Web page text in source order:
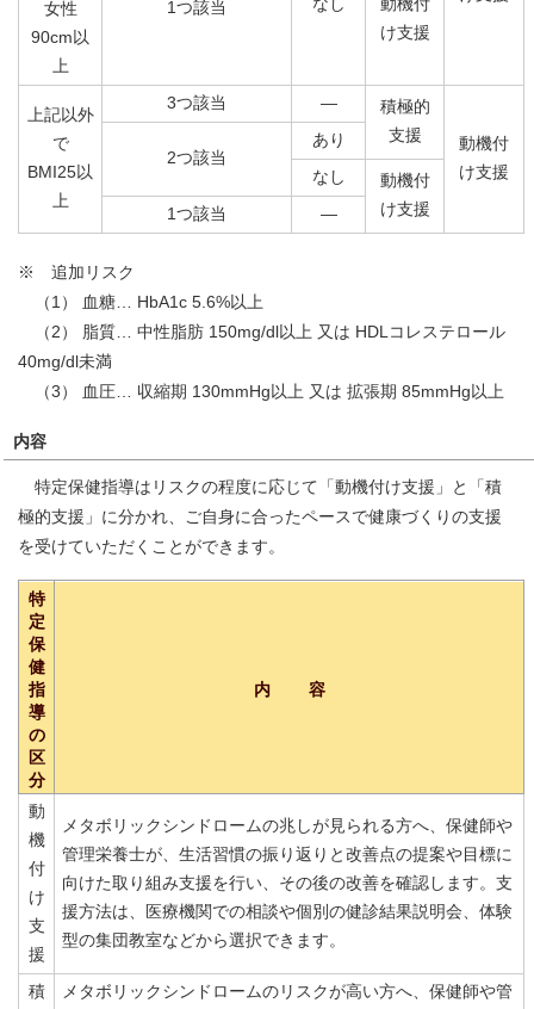
女性
90cm以
上
1つ該当 なし
動機付
け支援
上記以外
で
BMI25以
上
3つ該当 ―
積極的
支援
動機付
け支援
2つ該当
あり
なし
動機付
け支援
1つ該当 ―
※ 追加リスク
（1） 血糖… HbA1c 5.6%以上
（2） 脂質… 中性脂肪 150mg/dl以上 又は HDLコレステロール
40mg/dl未満
（3） 血圧… 収縮期 130mmHg以上 又は 拡張期 85mmHg以上
内容
特定保健指導はリスクの程度に応じて「動機付け支援」と「積
極的支援」に分かれ、ご自身に合ったペースで健康づくりの支援
を受けていただくことができます。
特
定
保
健
指
導
の
区
分
内 容
動
機
付
け
支
援
メタボリックシンドロームの兆しが見られる方へ、保健師や
管理栄養士が、生活習慣の振り返りと改善点の提案や目標に
向けた取り組み支援を行い、その後の改善を確認します。支
援方法は、医療機関での相談や個別の健診結果説明会、体験
型の集団教室などから選択できます。
積
メタボリックシンドロームのリスクが高い方へ、保健師や管